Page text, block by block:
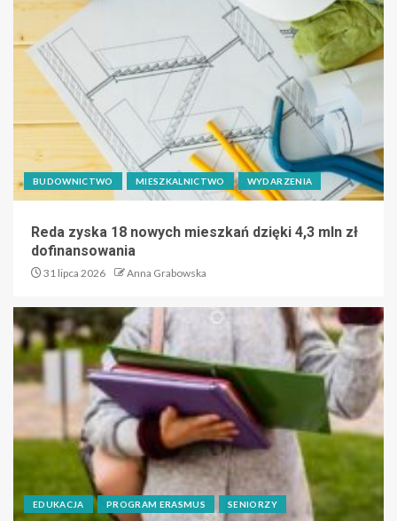
BUDOWNICTWO MIESZKALNICTWO WYDARZENIA
Reda zyska 18 nowych mieszkań dzięki 4,3 mln zł
dofinansowania
31 lipca 2026 Anna Grabowska
EDUKACJA PROGRAM ERASMUS SENIORZY